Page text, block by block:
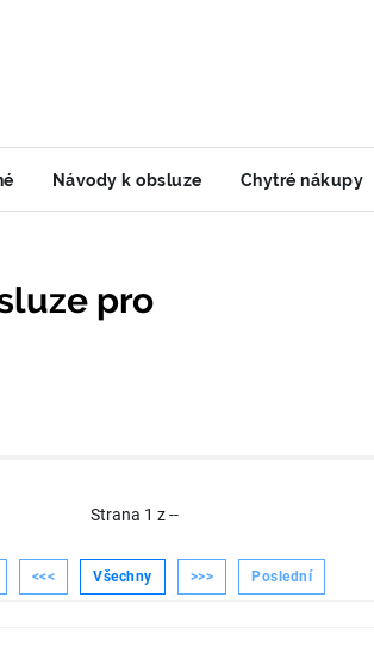
Návody k obsluze Chytré nákupy
pro
Strana 1 z--
<<< Všechny >>> Poslední